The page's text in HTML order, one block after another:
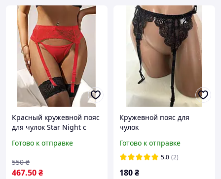
Красный кружевной пояс
для чулок Star Night с
Готово к отправке
467.50₴
550 ₴
Кружевной пояс для
чулок
Готово к отправке
5.0 (2)
180₴